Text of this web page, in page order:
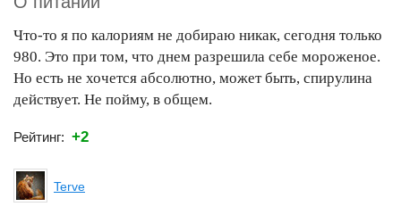
Что-то я по калориям не добираю никак, сегодня только
980. Это при том, что днем разрешила себе мороженое.
Но есть не хочется абсолютно, может быть, спирулина
действует. Не пойму, в общем.
Рейтинг: +2
Terve